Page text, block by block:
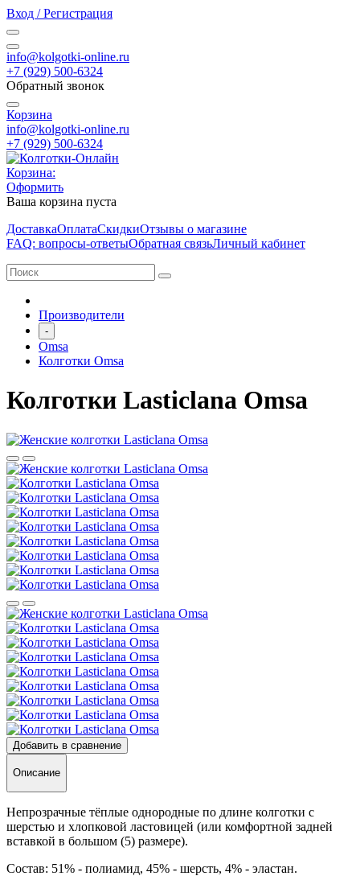
Вход / Регистрация
info@kolgotki-online.ru
+7 (929) 500-6324
Обратный звонок
Корзина
info@kolgotki-online.ru
+7 (929) 500-6324
Корзина:
Оформить
Ваша корзина пуста
ДоставкаОплатаСкидкиОтзывы о магазине
FAQ: вопросы-ответыОбратная связьЛичный кабинет
Производители
-
Omsa
Колготки Omsa
Колготки Lasticlana Omsa
Добавить в сравнение
Описание
Непрозрачные тёплые однородные по длине колготки с
шерстью и хлопковой ластовицей (или комфортной задней
вставкой в большом (5) размере).
Состав: 51% - полиамид, 45% - шерсть, 4% - эластан.